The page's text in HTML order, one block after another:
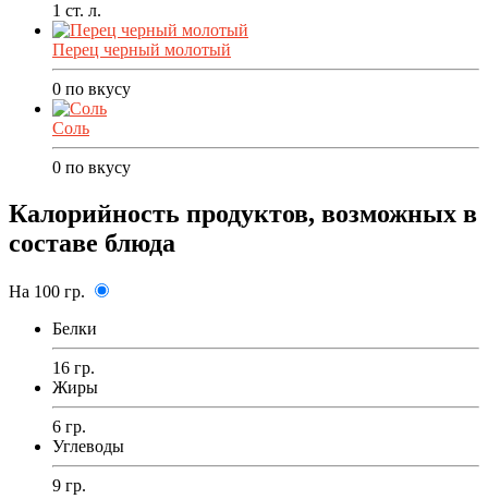
1 ст. л.
Перец черный молотый
0 по вкусу
Соль
0 по вкусу
Калорийность продуктов, возможных в
составе блюда
На 100 гр.
Белки
16 гр.
Жиры
6 гр.
Углеводы
9 гр.